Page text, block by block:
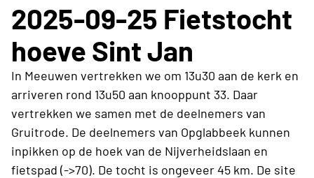
2025-09-25 Fietstocht
hoeve Sint Jan
In Meeuwen vertrekken we om 13u30 aan de kerk en
arriveren rond 13u50 aan knooppunt 33. Daar
vertrekken we samen met de deelnemers van
Gruitrode. De deelnemers van Opglabbeek kunnen
inpikken op de hoek van de Nijverheidslaan en
fietspad (->70). De tocht is ongeveer 45 km. De site